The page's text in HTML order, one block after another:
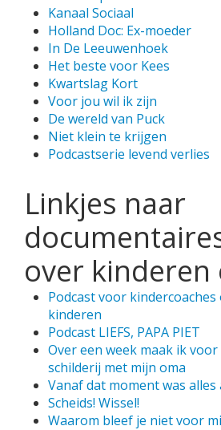
Kanaal Sociaal
Holland Doc: Ex-moeder
In De Leeuwenhoek
Het beste voor Kees
Kwartslag Kort
Voor jou wil ik zijn
De wereld van Puck
Niet klein te krijgen
Podcastserie levend verlies
Linkjes naar
over kinderen
Podcast voor
kinderen
Podcast LIEFS, PAPA PIET
Over een week maak ik
schilderij met mijn oma
Vanaf dat moment was alles
Scheids! Wissel!
Waarom bleef je niet voor